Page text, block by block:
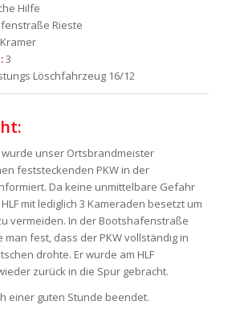
Hilfe
Rieste
3
Löschfahrzeug 16/12
wurde unser Ortsbrandmeister
feststeckenden PKW in der
Da keine unmittelbare Gefahr
mit lediglich 3 Kameraden besetzt um
vermeiden. In der Bootshafenstraße
man fest, dass der PKW vollständig in
drohte. Er wurde am HLF
zurück in die Spur gebracht.
einer guten Stunde beendet.